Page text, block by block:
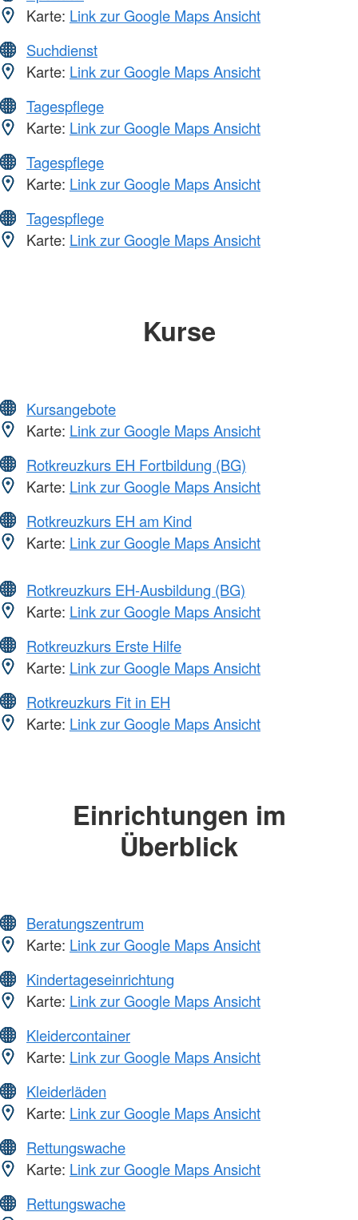
Karte: Link zur Google Maps Ansicht
Suchdienst
Karte: Link zur Google Maps Ansicht
Tagespflege
Karte: Link zur Google Maps Ansicht
Tagespflege
Karte: Link zur Google Maps Ansicht
Tagespflege
Karte: Link zur Google Maps Ansicht
Kurse
Kursangebote
Karte: Link zur Google Maps Ansicht
Rotkreuzkurs EH Fortbildung (BG)
Karte: Link zur Google Maps Ansicht
Rotkreuzkurs EH am Kind
Karte: Link zur Google Maps Ansicht
Rotkreuzkurs EH-Ausbildung (BG)
Karte: Link zur Google Maps Ansicht
Rotkreuzkurs Erste Hilfe
Karte: Link zur Google Maps Ansicht
Rotkreuzkurs Fit in EH
Karte: Link zur Google Maps Ansicht
Einrichtungen im
Überblick
Beratungszentrum
Karte: Link zur Google Maps Ansicht
Kindertageseinrichtung
Karte: Link zur Google Maps Ansicht
Kleidercontainer
Karte: Link zur Google Maps Ansicht
Kleiderläden
Karte: Link zur Google Maps Ansicht
Rettungswache
Karte: Link zur Google Maps Ansicht
Rettungswache